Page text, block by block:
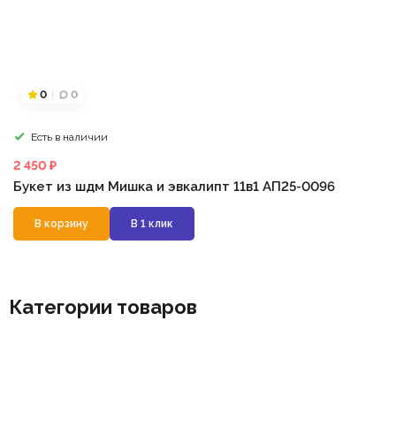
0 0
Есть в наличии
2 450 ₽
Букет из шдм Мишка и эвкалипт 11в1 АП25-0096
В корзину В 1 клик
Категории товаров